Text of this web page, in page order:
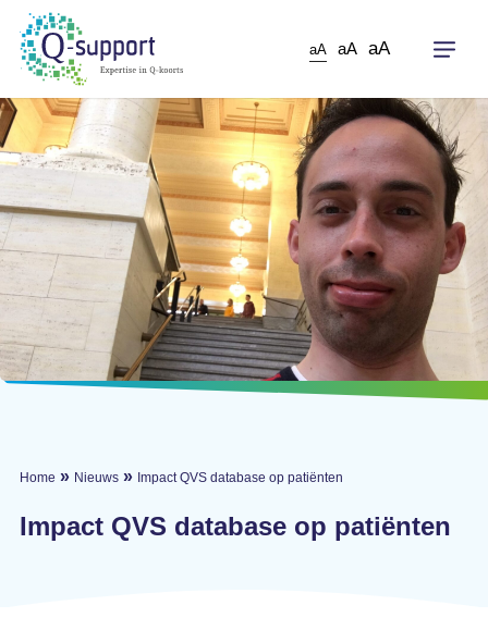
Skip
main
content
aA aA aA
Home » Nieuws» Impact QVS database op patiënten
Impact QVS database op patiënten